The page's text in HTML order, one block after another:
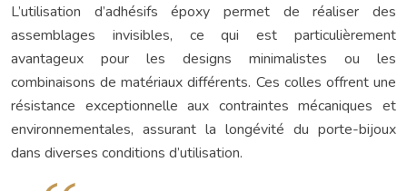
L’utilisation d’adhésifs époxy permet de réaliser des
assemblages invisibles, ce qui est particulièrement
avantageux pour les designs minimalistes ou les
combinaisons de matériaux différents. Ces colles offrent une
résistance exceptionnelle aux contraintes mécaniques et
environnementales, assurant la longévité du porte-bijoux
dans diverses conditions d’utilisation.